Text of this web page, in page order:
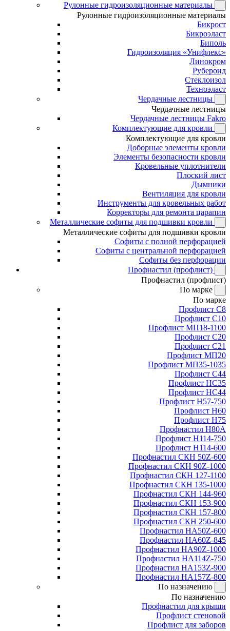
Рулонные гидроизоляционные материалы
Рулонные гидроизоляционные материалы
Бикрост
Бикроэласт
Биполь
Гидроизоляция «Унифлекс»
Линокром
Рубероид
Стеклоизол
Техноэласт
Чердачные лестницы
Чердачные лестницы
Чердачные лестницы Fakro
Комплектующие для кровли
Комплектующие для кровли
Доборные элементы кровли
Элементы безопасности кровли
Кровельные уплотнители
Плоский лист
Дымники
Вентиляция для кровли
Инструменты для кровельных работ
Корректоры для ремонта царапин
Металлические софиты для подшивки кровли
Металлические софиты для подшивки кровли
Софиты с полной перфорацией
Софиты с центральной перфорацией
Софиты без перфорации
Профнастил (профлист)
Профнастил (профлист)
По марке
По марке
Профлист С8
Профлист С10
Профлист МП18-1100
Профлист С20
Профлист С21
Профлист МП20
Профлист МП35-1035
Профлист С44
Профлист НС35
Профлист НС44
Профлист Н57-750
Профлист Н60
Профлист Н75
Профнастил Н80А
Профлист Н114-750
Профлист Н114-600
Профнастил СКН 50Z-600
Профнастил СКН 90Z-1000
Профнастил СКН 127-1100
Профнастил СКН 135-1000
Профнастил СКН 144-960
Профнастил СКН 153-900
Профнастил СКН 157-800
Профнастил СКН 250-600
Профнастил НА50Z-600
Профнастил НА60Z-845
Профнастил НА90Z-1000
Профнастил НА114Z-750
Профнастил НА153Z-900
Профнастил НА157Z-800
По назначению
По назначению
Профнастил для крыши
Профлист стеновой
Профлист для заборов